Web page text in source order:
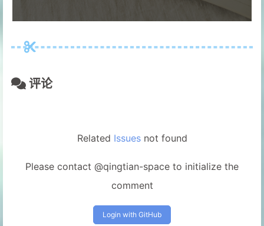
评论
Related Issuesnot found
Please contact @qingtian-space to initialize the
comment
Login with GitHub